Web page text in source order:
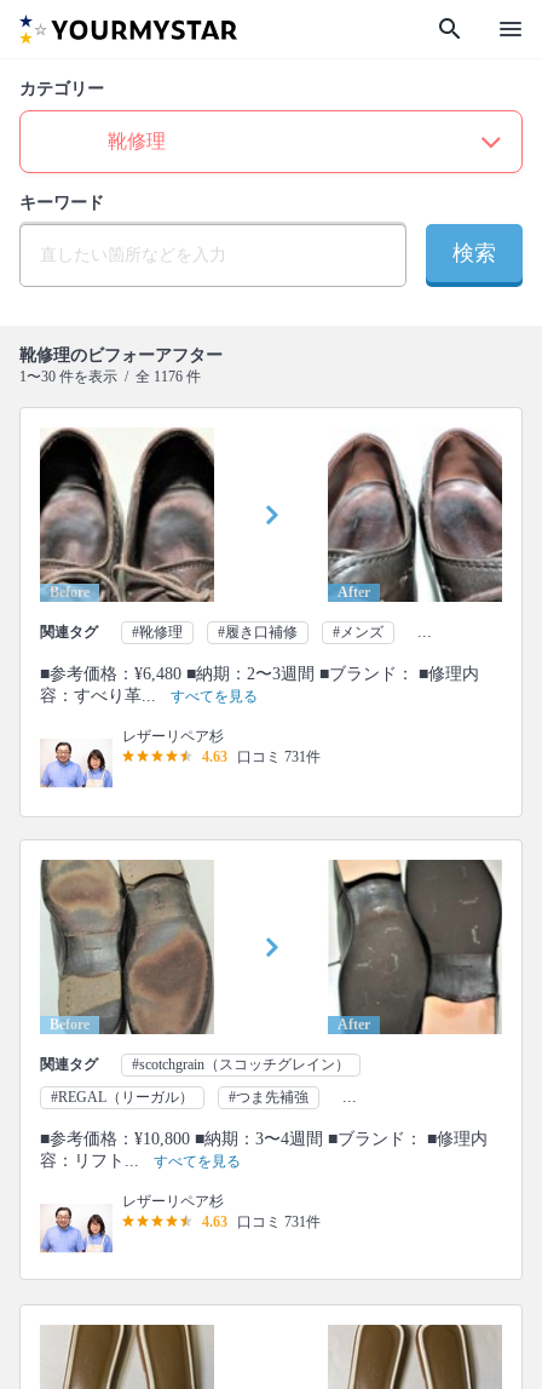
search menu
カテゴリー
キーワード
検索
靴修理のビフォーアフター
1〜30 件を表示 / 全 1176 件
Before After
関連タグ #靴修理 #履き口補修 #メンズ ...
■参考価格：¥6,480 ■納期：2〜3週間 ■ブランド： ■修理内
容：すべり革...
すべてを見る
レザーリペア杉
4.63
口コミ 731件
Before After
関連タグ
#scotchgrain（スコッチグレイン）
#REGAL（リーガル）
#つま先補強 ...
■参考価格：¥10,800 ■納期：3〜4週間 ■ブランド： ■修理内
容：リフト...
すべてを見る
レザーリペア杉
4.63
口コミ 731件